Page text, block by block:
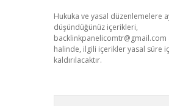
Hukuka ve yasal düzenlemelere
düşündüğünüz içerikleri,
backlinkpanelicomtr@gmail.com
halinde, ilgili içerikler yasal süre
kaldırılacaktır.